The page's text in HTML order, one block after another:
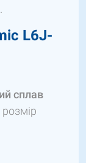
L6J-
сплав